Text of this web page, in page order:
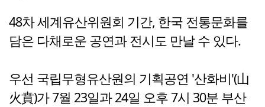
48차 세계유산위원회 기간, 한국 전통문화를
담은 다채로운 공연과 전시도 만날 수 있다.
우선 국립무형유산원의 기획공연 '산화비'(山
火賁)가 7월 23일과 24일 오후 7시 30분 부산